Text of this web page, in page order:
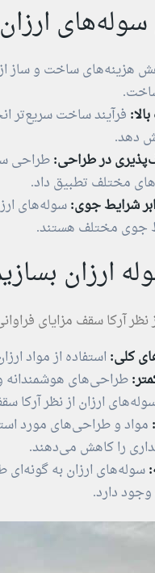
هزینه‌های ساخت و ساز از
فرآیند ساخت سریع‌تر
دهد.
در طراحی:طراحی
مختلف تطبیق داد.
شرایط جوی:سوله‌های
جوی مختلف هستند.
ارزان
نظر آرکا سقف مزایای
کلی:استفاده از مواد
طراحی‌های هوشمندانه
ارزان از نظر آرکا
مواد و طراحی‌های مورد
را کاهش می‌دهند.
سوله‌های ارزان به
دارد.